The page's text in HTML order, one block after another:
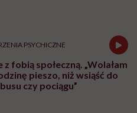
PSYCHICZNE
z fobią społeczną. „Wolałam
pieszo, niż wsiąść do
czy pociągu”